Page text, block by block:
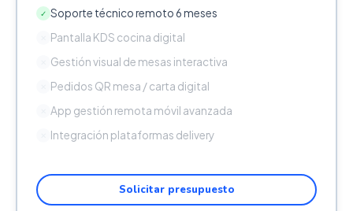
✓ Soporte técnico remoto 6 meses
Pantalla KDS cocina digital
Gestión visual de mesas interactiva
Pedidos QR mesa / carta digital
App gestión remota móvil avanzada
Integración plataformas delivery
Solicitar presupuesto